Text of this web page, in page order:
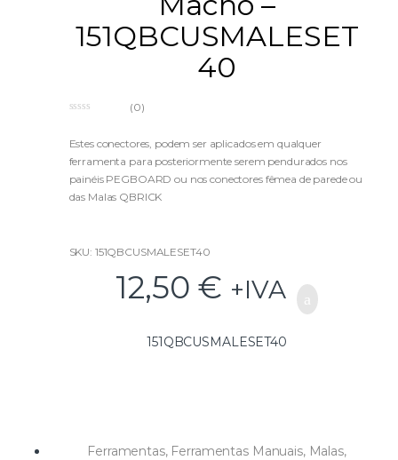
151QBCUSMALESET
40
u
o
f
5
(0)
Estes conectores, podem ser aplicados em qualquer
ferramenta para posteriormente serem pendurados nos
painéis PEGBOARD ou nos conectores fêmea de parede ou
das Malas QBRICK
SKU: 151QBCUSMALESET40
12,50 € +IVA
151QBCUSMALESET40
Ferramentas, Ferramentas Manuais, Malas,